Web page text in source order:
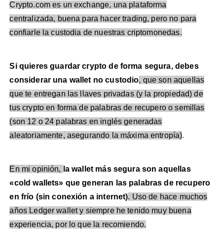
Crypto.com es un exchange, una plataforma
centralizada, buena para hacer trading, pero no para
confiarle la custodia de nuestras criptomonedas.
Si quieres guardar crypto de forma segura, debes
considerar una wallet no custodio, que son aquellas
que te entregan las llaves privadas (y la propiedad) de
tus crypto en forma de palabras de recupero o semillas
(son 12 o 24 palabras en inglés generadas
aleatoriamente, asegurando la máxima entropía).
En mi opinión, la wallet más segura son aquellas
«cold wallets» que generan las palabras de recupero
en frío (sin conexión a internet). Uso de hace muchos
años Ledger wallet y siempre he tenido muy buena
experiencia, por lo que la recomiendo.